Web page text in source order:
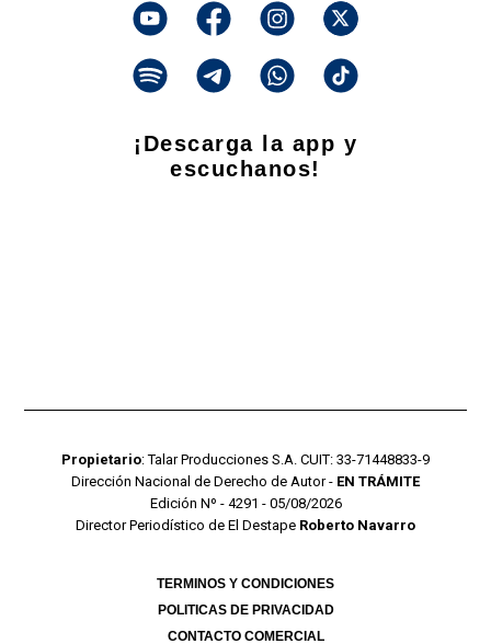
¡Descarga la app y
escuchanos!
Propietario: Talar Producciones S.A. CUIT: 33-71448833-9
Dirección Nacional de Derecho de Autor - EN TRÁMITE
Edición Nº - 4291 - 05/08/2026
Director Periodístico de El Destape Roberto Navarro
TERMINOS Y CONDICIONES
POLITICAS DE PRIVACIDAD
CONTACTO COMERCIAL